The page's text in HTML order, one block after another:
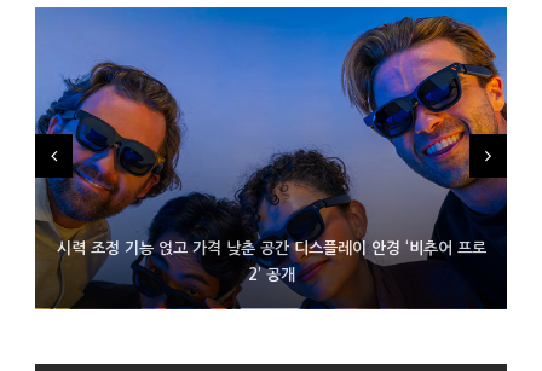
시력 조정 기능 얹고 가격 낮춘 공간 디스플레이 안경 ‘비추어 프로
2’ 공개
D램 부족에 10억달러어치 아이폰18 프로세서 패키징 대기 중
300~400달러 반지형 스피커 준비하는 오픈AI